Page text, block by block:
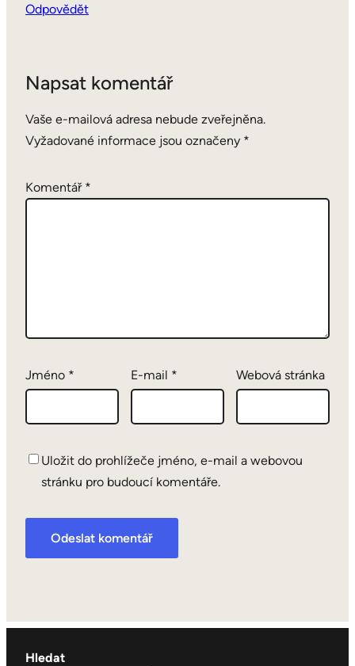
Odpovědět
Napsat komentář
Vaše e-mailová adresa nebude zveřejněna.
Vyžadované informace jsou označeny *
Komentář *
Jméno * E-mail * Webová stránka
Uložit do prohlížeče jméno, e-mail a webovou
stránku pro budoucí komentáře.
Hledat